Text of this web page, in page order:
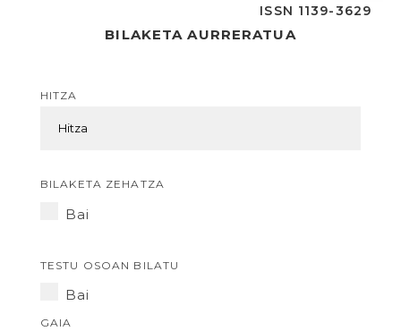
ISSN 1139-3629
BILAKETA AURRERATUA
HITZA
BILAKETA ZEHATZA
Bai
TESTU OSOAN BILATU
Bai
GAIA